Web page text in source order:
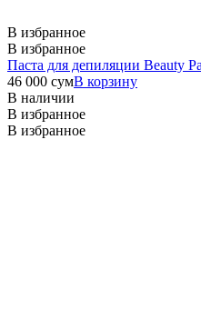
В избранное
В избранное
Паста для депиляции Beauty
46 000 сумВ корзину
В наличии
В избранное
В избранное